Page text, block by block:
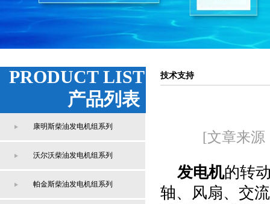
PRODUCT LIST
产品列表
康明斯柴油发电机组系列
沃尔沃柴油发电机组系列
帕金斯柴油发电机组系列
技术支持
[文章来源
发电机的转
轴、风扇、交